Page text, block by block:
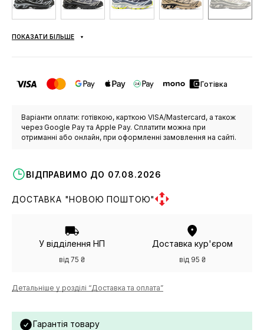
ПОКАЗАТИ БІЛЬШЕ
Готівка
Варіанти оплати: готівкою, карткою VISA/Mastercard, а також
через Google Pay та Apple Pay. Сплатити можна при
отриманні або онлайн, при оформленні замовлення на сайті.
ВІДПРАВИМО ДО 07.08.2026
ДОСТАВКА "НОВОЮ ПОШТОЮ"
У відділення НП
від 75 ₴
Доставка кур'єром
від 95 ₴
Детальніше у розділі “Доставка та оплата”
Гарантія товару